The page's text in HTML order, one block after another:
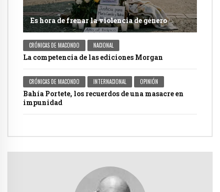
Es hora de frenar la violencia de género
CRÓNICAS DE MACONDO NACIONAL
La competencia de las ediciones Morgan
CRÓNICAS DE MACONDO INTERNACIONAL OPINIÓN
Bahía Portete, los recuerdos de una masacre en
impunidad